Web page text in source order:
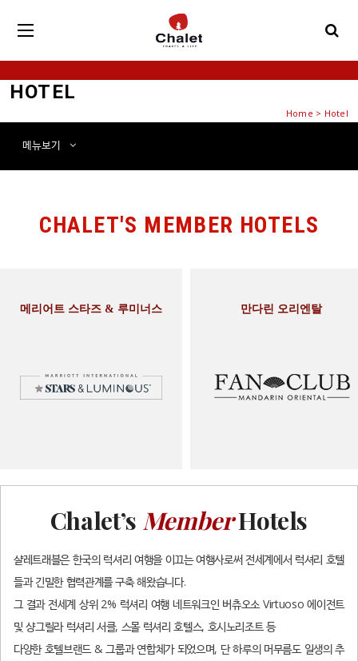
HOTEL
Home > Hotel
메뉴보기
CHALET'S MEMBER HOTELS
메리어트 스타즈 & 루미너스 만다린 오리엔탈
Chalet’s MemberHotels
샬레트래블은 한국의 럭셔리 여행을 이끄는 여행사로써 전세계에서 럭셔리 호텔
들과 긴밀한 협력관계를 구축 해왔습니다.
그 결과 전세계 상위 2% 럭셔리 여행 네트워크인 버츄오소 Virtuoso 에이전트
및 샹그릴라 럭셔리 서클, 스몰 럭셔리 호텔스, 호시노리조트 등
다양한 호텔브랜드 & 그룹과 연합체가 되었으며, 단 하루의 머무름도 일생의 추